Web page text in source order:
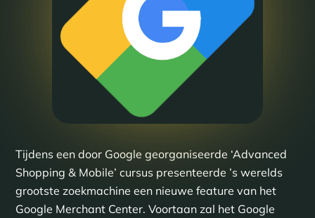
Tijdens een door Google georganiseerde ‘Advanced
Shopping & Mobile’ cursus presenteerde ’s werelds
grootste zoekmachine een nieuwe feature van het
Google Merchant Center. Voortaan zal het Google